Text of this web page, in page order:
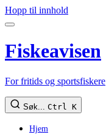
Hopp til innhold
Fiskeavisen
For fritids og sportsfiskere
Søk... Ctrl K
Hjem